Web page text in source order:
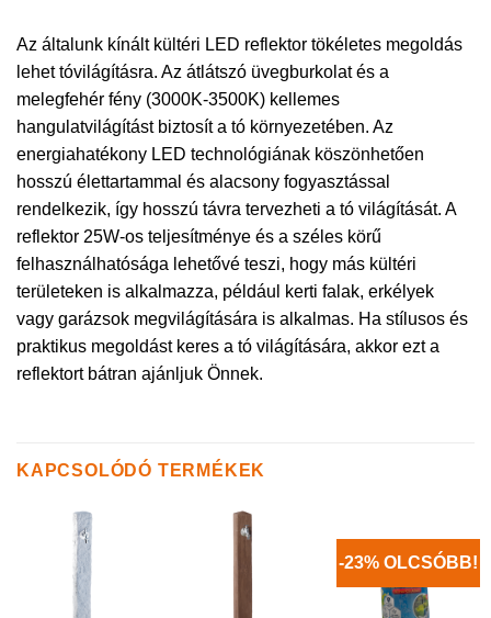
Az általunk kínált kültéri LED reflektor tökéletes megoldás
lehet tóvilágításra. Az átlátszó üvegburkolat és a
melegfehér fény (3000K-3500K) kellemes
hangulatvilágítást biztosít a tó környezetében. Az
energiahatékony LED technológiának köszönhetően
hosszú élettartammal és alacsony fogyasztással
rendelkezik, így hosszú távra tervezheti a tó világítását. A
reflektor 25W-os teljesítménye és a széles körű
felhasználhatósága lehetővé teszi, hogy más kültéri
területeken is alkalmazza, például kerti falak, erkélyek
vagy garázsok megvilágítására is alkalmas. Ha stílusos és
praktikus megoldást keres a tó világítására, akkor ezt a
reflektort bátran ajánljuk Önnek.
KAPCSOLÓDÓ TERMÉKEK
-23% OLCSÓBB!